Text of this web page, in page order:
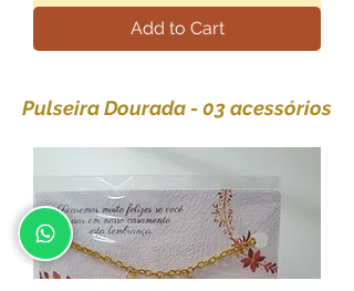
Add to Cart
Pulseira Dourada - 03 acessórios